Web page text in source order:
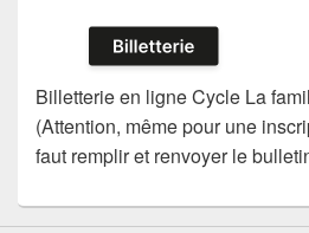
Billetterie en ligne Cycle La
(Attention, même pour une
faut remplir et renvoyer le